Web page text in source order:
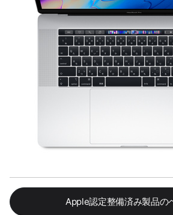
Apple認定整備済み製品の